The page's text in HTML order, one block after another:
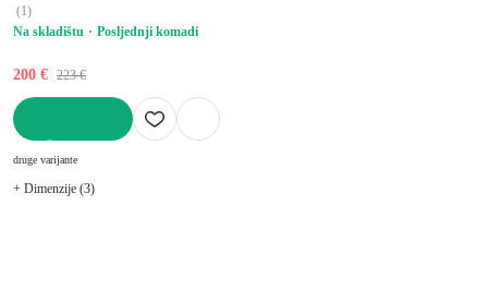
(1)
Na skladištu
Posljednji komadi
200 € 223 €
druge varijante
+ Dimenzije (3)